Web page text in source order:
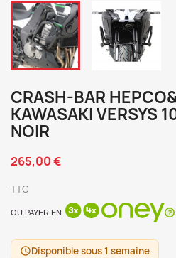
CRASH-BAR
KAWASAKI VERSYS
NOIR
265,00 €
TTC
OU PAYER EN
scheduleDisponible sous 1 semaine